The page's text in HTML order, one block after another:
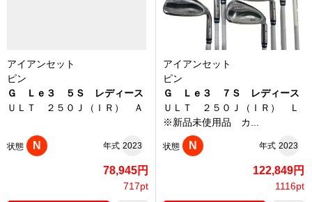
アイアンセット
ピン
Ｇ Ｌｅ３ ５Ｓ レディース
ＵＬＴ ２５０Ｊ（ＩＲ） Ａ
状態 N 年式 2023
78,945円
717pt
アイアンセット
ピン
Ｇ Ｌｅ３ ７Ｓ レディース
ＵＬＴ ２５０Ｊ（ＩＲ） Ｌ
※新品未使用品 カ...
状態 N 年式 2023
122,849円
1116pt